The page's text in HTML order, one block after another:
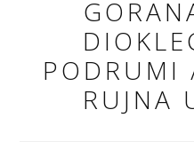
PODRUMI
RUJNA